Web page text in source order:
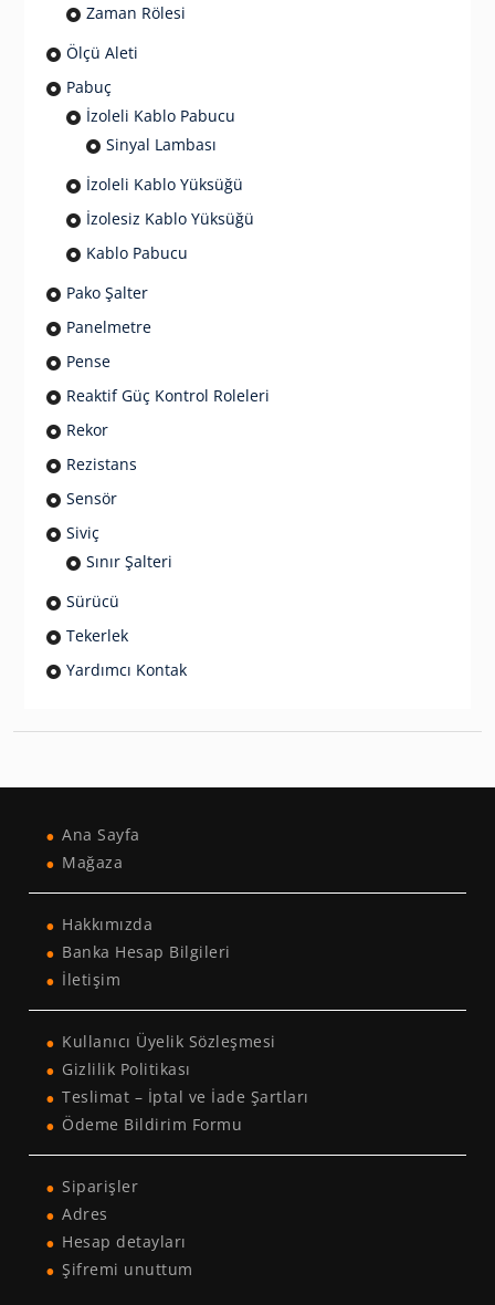
Zaman Rölesi
Ölçü Aleti
Pabuç
İzoleli Kablo Pabucu
Sinyal Lambası
İzoleli Kablo Yüksüğü
İzolesiz Kablo Yüksüğü
Kablo Pabucu
Pako Şalter
Panelmetre
Pense
Reaktif Güç Kontrol Roleleri
Rekor
Rezistans
Sensör
Siviç
Sınır Şalteri
Sürücü
Tekerlek
Yardımcı Kontak
Ana Sayfa
Mağaza
Hakkımızda
Banka Hesap Bilgileri
İletişim
Kullanıcı Üyelik Sözleşmesi
Gizlilik Politikası
Teslimat – İptal ve İade Şartları
Ödeme Bildirim Formu
Siparişler
Adres
Hesap detayları
Şifremi unuttum